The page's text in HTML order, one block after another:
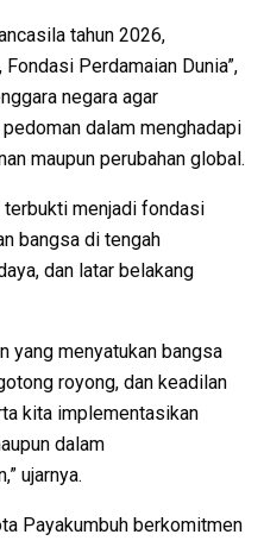
tahun 2026,
Perdamaian Dunia”,
negara agar
dalam menghadapi
maupun perubahan global.
terbukti menjadi fondasi
bangsa di tengah
dan latar belakang
yang menyatukan bangsa
royong, dan keadilan
kita implementasikan
dalam
ujarnya.
Payakumbuh berkomitmen